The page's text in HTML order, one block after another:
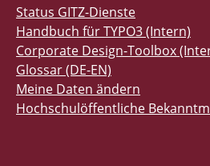
Status GITZ-Dienste
Handbuch für TYPO3 (Intern)
Corporate Design-Toolbox
Glossar (DE-EN)
Meine Daten ändern
Hochschulöffentliche